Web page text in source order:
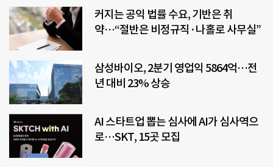
커지는 공익 법률 수요, 기반은 취
약…“절반은 비정규직·나홀로 사무실”
삼성바이오, 2분기 영업익 5864억…전
년 대비 23% 상승
AI 스타트업 뽑는 심사에 AI가 심사역으
로…SKT, 15곳 모집